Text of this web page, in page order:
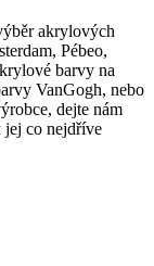
akrylových
Pébeo,
barvy na
VanGogh, nebo
dejte nám
jej co nejdříve